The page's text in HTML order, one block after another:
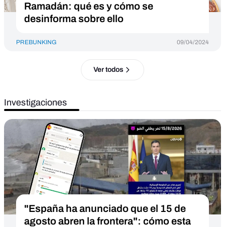
Ramadán: qué es y cómo se
desinforma sobre ello
PREBUNKING 09/04/2024
Ver todos
Investigaciones
"España ha anunciado que el 15 de
agosto abren la frontera": cómo esta